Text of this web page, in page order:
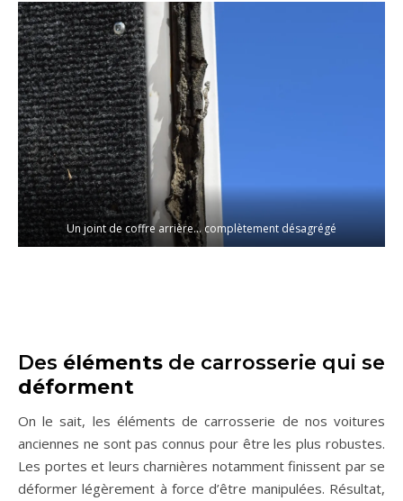
Un joint de coffre arrière… complètement désagrégé
Des éléments de carrosserie qui se
déforment
On le sait, les éléments de carrosserie de nos voitures
anciennes ne sont pas connus pour être les plus robustes.
Les portes et leurs charnières notamment finissent par se
déformer légèrement à force d’être manipulées. Résultat,